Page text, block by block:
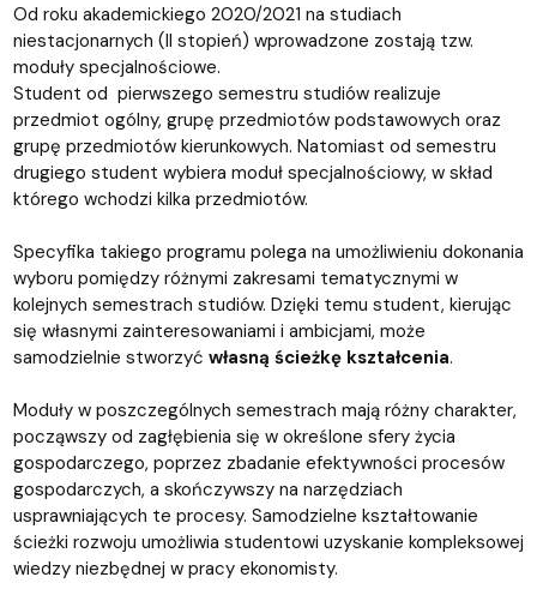
Od roku akademickiego 2020/2021 na studiach
niestacjonarnych (II stopień) wprowadzone zostają tzw.
moduły specjalnościowe.
Student od pierwszego semestru studiów realizuje
przedmiot ogólny, grupę przedmiotów podstawowych oraz
grupę przedmiotów kierunkowych. Natomiast od semestru
drugiego student wybiera moduł specjalnościowy, w skład
którego wchodzi kilka przedmiotów.
Specyfika takiego programu polega na umożliwieniu dokonania
wyboru pomiędzy różnymi zakresami tematycznymi w
kolejnych semestrach studiów. Dzięki temu student, kierując
się własnymi zainteresowaniami i ambicjami, może
samodzielnie stworzyć własną ścieżkę kształcenia.
Moduły w poszczególnych semestrach mają różny charakter,
począwszy od zagłębienia się w określone sfery życia
gospodarczego, poprzez zbadanie efektywności procesów
gospodarczych, a skończywszy na narzędziach
usprawniających te procesy. Samodzielne kształtowanie
ścieżki rozwoju umożliwia studentowi uzyskanie kompleksowej
wiedzy niezbędnej w pracy ekonomisty.